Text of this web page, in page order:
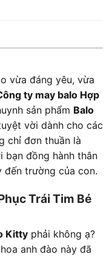
vừa đáng yêu, vừa
ty may balo Hợp
sản phẩm Balo
vời dành cho các
chỉ đơn thuần là
bạn đồng hành thân
đến trường của con.
Trái Tim Bé
Kitty phải không ạ?
anh đào này đã